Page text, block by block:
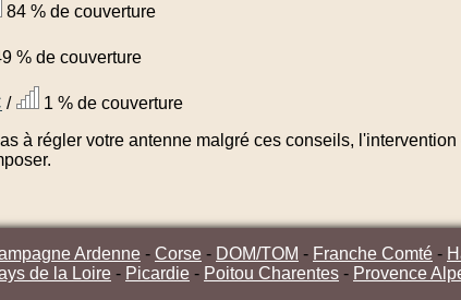
84 % de couverture
% de couverture
/
1 % de couverture
à régler votre antenne malgré ces conseils, l'intervention
Ardenne - Corse - DOM/TOM - Franche Comté -
de la Loire - Picardie - Poitou Charentes - Provence